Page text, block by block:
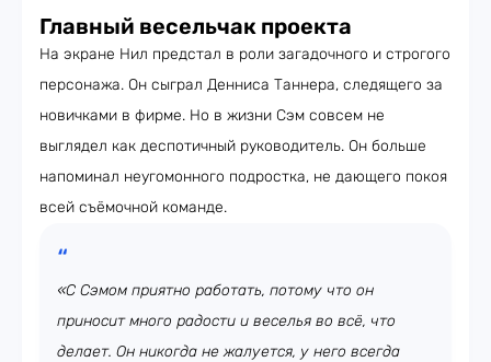
Главный весельчак проекта
На экране Нил предстал в роли загадочного и строгого
персонажа. Он сыграл Денниса Таннера, следящего за
новичками в фирме. Но в жизни Сэм совсем не
выглядел как деспотичный руководитель. Он больше
напоминал неугомонного подростка, не дающего покоя
всей съёмочной команде.
«С Сэмом приятно работать, потому что он
приносит много радости и веселья во всё, что
делает. Он никогда не жалуется, у него всегда